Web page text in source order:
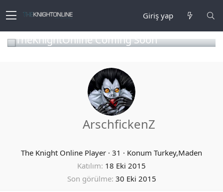
Giriş yap
TheKnightOnline Coming Soon
ArschfickenZ
The Knight Online Player · 31 · Konum Turkey,Maden
Katılım 18 Eki 2015
Son görülme 30 Eki 2015